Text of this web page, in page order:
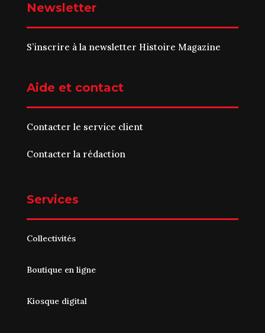
Newsletter
S’inscrire à la newsletter Histoire Magazine
Aide et contact
Contacter le service client
Contacter la rédaction
Services
Collectivités
Boutique en ligne
Kiosque digital